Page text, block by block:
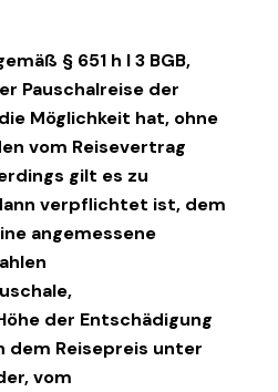
§ 651 h I 3 BGB,
Pauschalreise der
Möglichkeit hat, ohne
vom Reisevertrag
gilt es zu
verpflichtet ist, dem
angemessene
der Entschädigung
Reisepreis unter
vom